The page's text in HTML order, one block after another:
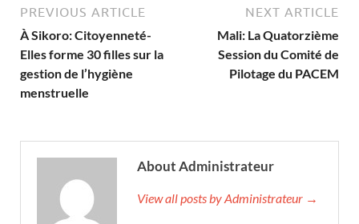
PREVIOUS ARTICLE
À Sikoro: Citoyenneté-
Elles forme 30 filles sur la
gestion de l’hygiène
menstruelle
NEXT ARTICLE
Mali: La Quatorzième
Session du Comité de
Pilotage du PACEM
About Administrateur
View all posts by Administrateur →